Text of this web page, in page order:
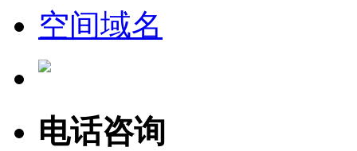
空间域名
电话咨询